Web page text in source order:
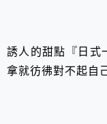
誘人的甜點『日式
拿就彷彿對不起自